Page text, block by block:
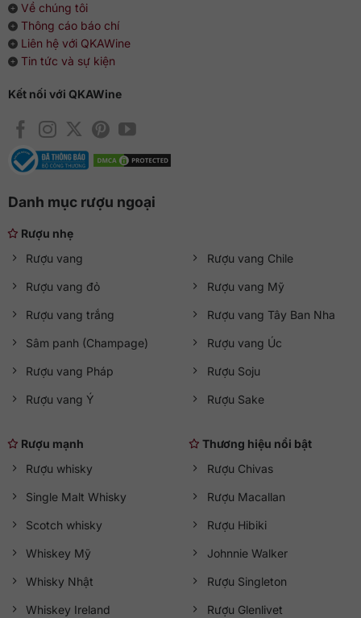
Về chúng tôi
Thông cáo báo chí
Liên hệ với QKAWine
Tin tức và sự kiện
Kết nối với QKAWine
Danh mục rượu ngoại
Rượu nhẹ
Rượu vang
Rượu vang đỏ
Rượu vang trắng
Sâm panh (Champage)
Rượu vang Pháp
Rượu vang Ý
Rượu vang Chile
Rượu vang Mỹ
Rượu vang Tây Ban Nha
Rượu vang Úc
Rượu Soju
Rượu Sake
Rượu mạnh
Rượu whisky
Single Malt Whisky
Scotch whisky
Whiskey Mỹ
Whisky Nhật
Whiskey Ireland
Thương hiệu nổi bật
Rượu Chivas
Rượu Macallan
Rượu Hibiki
Johnnie Walker
Rượu Singleton
Rượu Glenlivet